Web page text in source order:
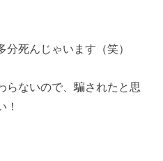
死んじゃいます（笑）
らないので、騙されたと思
！